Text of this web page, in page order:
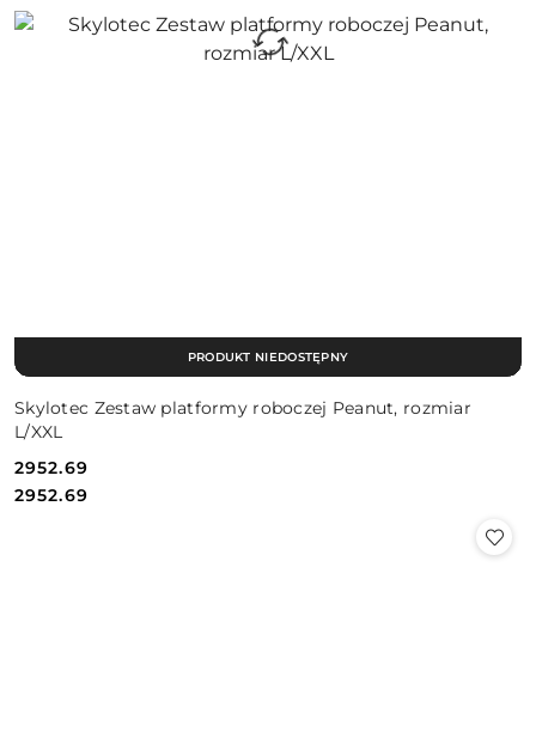
Skylotec Zestaw platformy roboczej Peanut, rozmiar
L/XXL
Cena:
2952.69
Cena:
2952.69
PRODUKT NIEDOSTĘPNY